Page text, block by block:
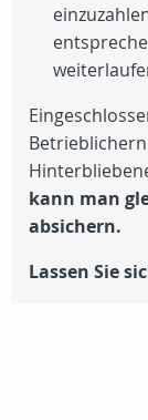
kann man
absichern.
Lassen Sie